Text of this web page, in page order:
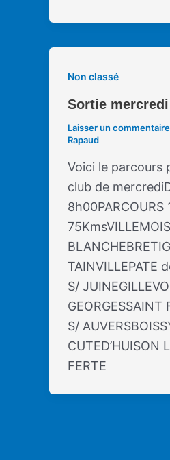
Non classé
Sortie
Laisser un commentaire
Rapaud
Voici le parcours
club de
8h00PARCOURS
TAINVILLEPATE
S/
GEORGESSAINT
S/
CUTED’HUISON
FERTE